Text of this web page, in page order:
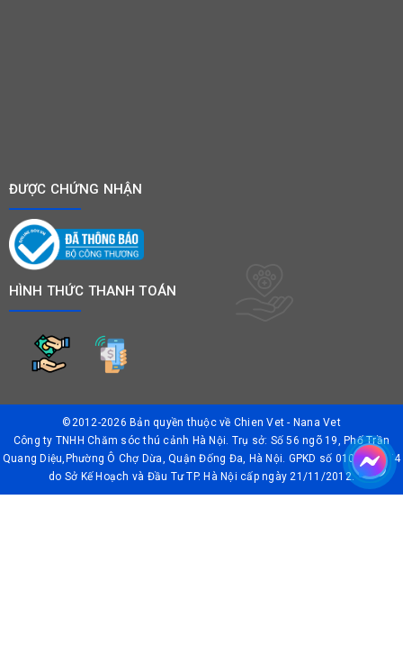
ĐƯỢC CHỨNG NHẬN
HÌNH THỨC THANH TOÁN
©2012-2026 Bản quyền thuộc về Chien Vet - Nana Vet
Công ty TNHH Chăm sóc thú cảnh Hà Nội. Trụ sở: Số 56 ngõ 19, Phố Trần
Quang Diệu,Phường Ô Chợ Dừa, Quận Đống Đa, Hà Nội. GPKD số 0106042874
do Sở Kế Hoạch và Đầu Tư TP. Hà Nội cấp ngày 21/11/2012.